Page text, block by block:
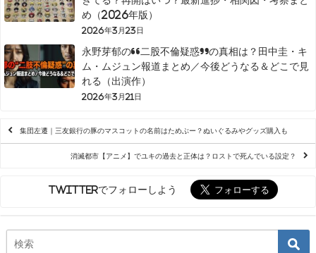
め（2026年版）
2026年3月23日
永野芽郁の“二股不倫疑惑”の真相は？田中圭・キ
ム・ムジュン報道まとめ／今後どうなる＆どこで見
れる（出演作）
2026年3月21日
集団左遷｜三友銀行の豚のマスコットの名前はためぶー？ぬいぐるみやグッズ購入も
消滅都市【アニメ】でユキの過去と正体は？ロストで死んでいる設定？
Twitterでフォローしよう